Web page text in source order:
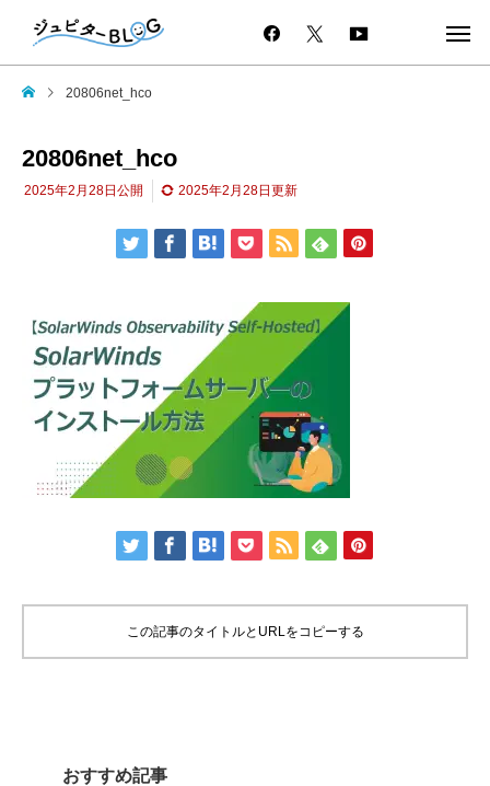
20806net_hco
20806net_hco
2025年2月28日 公開 2025年2月28日 更新
この記事のタイトルとURLをコピーする
おすすめ記事